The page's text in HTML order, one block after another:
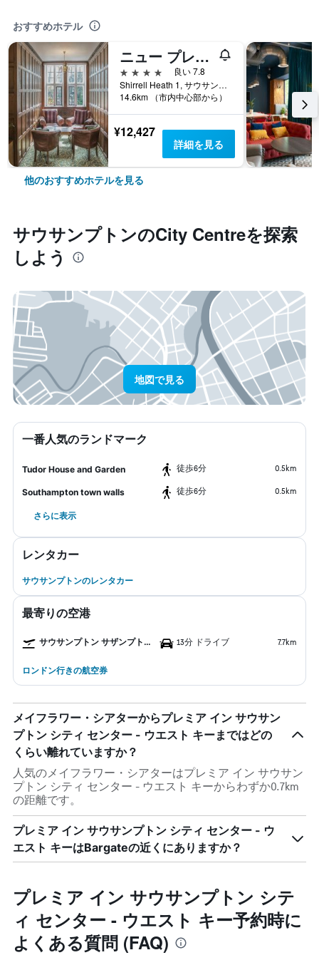
おすすめホテル
ニュー プレイス
4つ星
良い 7.8
Shirrell Heath 1, サウサンプトン, イギリス
14.6km （市内中心部から）
¥12,427
詳細を見る
他のおすすめホテルを見る
サウサンプトン​のCity Centre​を探索
しよう
地図で見る
一番人気のランドマーク
Tudor House and Garden ​徒歩6分 0.5km
Southampton town walls ​徒歩6分 0.5km
さらに表示
レンタカー
サウサンプトンのレンタカー
最寄りの空港
サウサンプトン サザンプトン空港 13分 ドライブ 7.7km
ロンドン行きの航空券
メイフラワー・シアターからプレミア イン サウサン
プトン シティ センター - ウエスト キーまではどの
くらい離れていますか？
人気のメイフラワー・シアターはプレミア イン サウサン
プトン シティ センター - ウエスト キーからわずか0.7km
の距離です。
プレミア イン サウサンプトン シティ センター - ウ
エスト キーはBargateの近くにありますか？
プレミア イン サウサンプトン シテ
ィ センター - ウエスト キー予約時に
よくある質問 (FAQ)